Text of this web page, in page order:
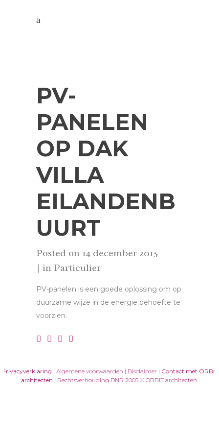
PV-
PANELEN
OP DAK
VILLA
EILANDENB
UURT
Posted on 14 december 2015
in Particulier
PV-panelen is een goede oplossing om op
duurzame wijze in de energie behoefte te
voorzien.
Privacyverklaring | Algemene voorwaarden | Disclaimer | Contact met ORBIT
architecten | Rechtsverhouding DNR 2005 © ORBIT architecten.